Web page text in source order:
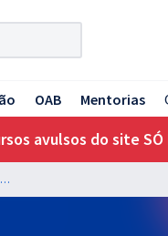
OAB Mentorias
avulsos do site SÓ
SESAP RN - Secretaria de Saúde Pública do Estado do Rio Grande do Norte - Conhecimentos Específicos para o Cargo de Enfermeiro Área Enfermeiro do Trabalho